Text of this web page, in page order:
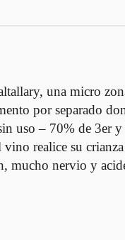
una micro
por separado
uso – 70% de 3er
realice su
mucho nervio y